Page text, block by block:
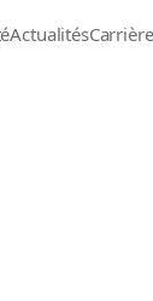
Actualités